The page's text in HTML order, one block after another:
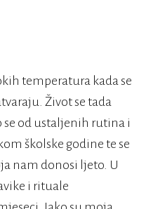
temperatura kada se
Život se tada
od ustaljenih rutina i
školske godine te se
nam donosi ljeto. U
i rituale